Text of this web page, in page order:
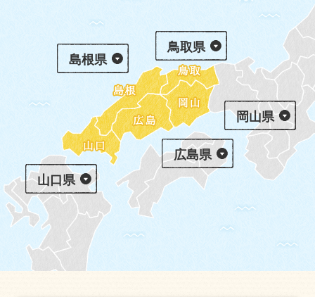
鳥取県
島根県
岡山県
広島県
山口県